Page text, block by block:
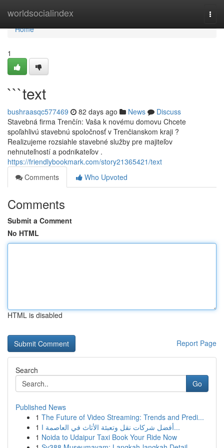
worldsocialindex
Home
Home
1
```text
bushraasqc577469 82 days ago News
Discuss
Stavebná firma Trenčín: Vaša k novému domovu Chcete
spoľahlivú stavebnú spoločnosť v Trenčianskom kraji ?
Realizujeme rozsiahle stavebné služby pre majiteľov
nehnuteľností a podnikateľov .
https://friendlybookmark.com/story21365421/text
Comments
Who Upvoted
Comments
Submit a Comment
No HTML
HTML is disabled
Report Page
Search
Go
Published News
1 The Future of Video Streaming: Trends and Predi...
1
أفضل شركات نقل وتعبئة الأثاث في العاصمة ا...
1 Noida to Udaipur Taxi Book Your Ride Now